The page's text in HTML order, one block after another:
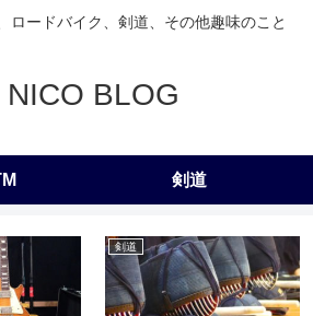
ロードバイク、剣道、その他趣味のこと
NICO BLOG
剣道
剣道